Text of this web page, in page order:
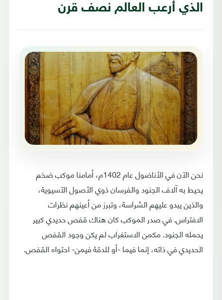
الذي أرعب العالم نصف قرن
نحن الآن في الأناضول عام 1402م، أمامنا موكب ضخم
يحيط به آلاف الجنود والفرسان ذوي الأصول الآسيوية،
والذين يبدو عليهم الشراسة، وتبرز من أعينهم نظرات
الافتراس. في صدر الموكب كان هناك قفص حديدي كبير
يحمله الجنود. مكمن الاستغراب لم يكن وجود القفص
الحديدي في ذاته، إنما فيما -أو للدقة فيمن- احتواه القفص.